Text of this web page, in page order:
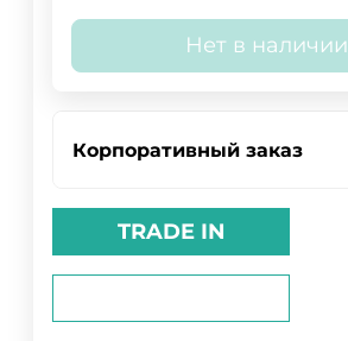
Нет в наличии
Корпоративный заказ
TRADE IN